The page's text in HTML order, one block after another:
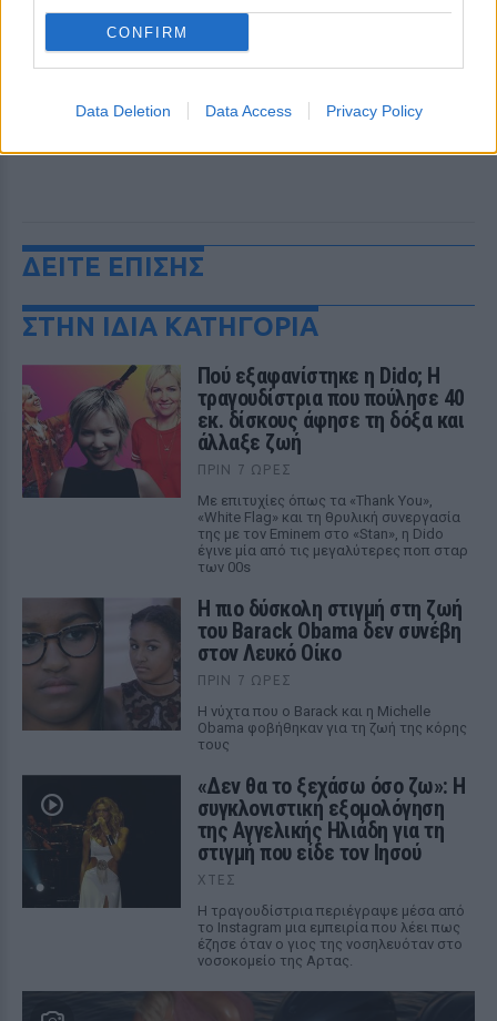
CONFIRM
Data Deletion Data Access Privacy Policy
ΔΕΙΤΕ ΕΠΙΣΗΣ
ΣΤΗΝ ΙΔΙΑ ΚΑΤΗΓΟΡΙΑ
Πού εξαφανίστηκε η Dido; Η
τραγουδίστρια που πούλησε 40
εκ. δίσκους άφησε τη δόξα και
άλλαξε ζωή
ΠΡΙΝ 7 ΏΡΕΣ
Με επιτυχίες όπως τα «Thank You»,
«White Flag» και τη θρυλική συνεργασία
της με τον Eminem στο «Stan», η Dido
έγινε μία από τις μεγαλύτερες ποπ σταρ
των 00s
Η πιο δύσκολη στιγμή στη ζωή
του Barack Obama δεν συνέβη
στον Λευκό Οίκο
ΠΡΙΝ 7 ΏΡΕΣ
Η νύχτα που ο Barack και η Michelle
Obama φοβήθηκαν για τη ζωή της κόρης
τους
«Δεν θα το ξεχάσω όσο ζω»: Η
συγκλονιστική εξομολόγηση
της Αγγελικής Ηλιάδη για τη
στιγμή που είδε τον Ιησού
ΧΤΕΣ
Η τραγουδίστρια περιέγραψε μέσα από
το Instagram μια εμπειρία που λέει πως
έζησε όταν ο γιος της νοσηλευόταν στο
νοσοκομείο της Αρτας.